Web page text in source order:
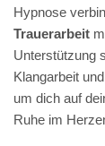
Hypnose
Trauerarbeit
Unterstützung
Klangarbeit
um dich auf
Ruhe im